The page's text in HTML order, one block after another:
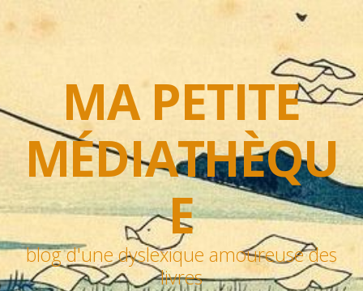
MA PETITE
MÉDIATHÈQU
E
blog d'une dyslexique amoureuse des
livres